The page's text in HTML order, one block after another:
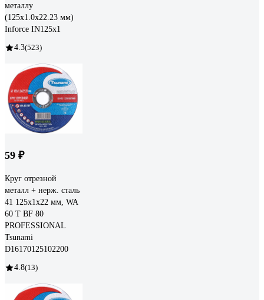
металлу
(125х1.0х22.23 мм)
Inforce IN125x1
4.3(523)
59 ₽
Круг отрезной
металл + нерж. сталь
41 125x1x22 мм, WA
60 T BF 80
PROFESSIONAL
Tsunami
D16170125102200
4.8(13)